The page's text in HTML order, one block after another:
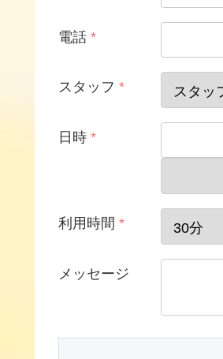
電話 *
スタッフ *
日時 *
利用時間 *
メッセージ